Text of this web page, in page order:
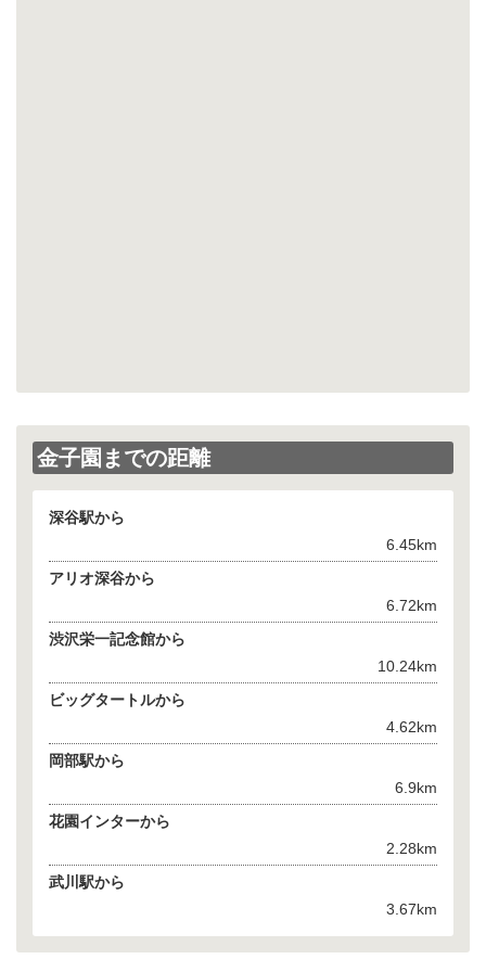
金子園までの距離
深谷駅から
6.45km
アリオ深谷から
6.72km
渋沢栄一記念館から
10.24km
ビッグタートルから
4.62km
岡部駅から
6.9km
花園インターから
2.28km
武川駅から
3.67km